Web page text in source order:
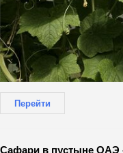
Перейти
Сафари в пустыне ОАЭ